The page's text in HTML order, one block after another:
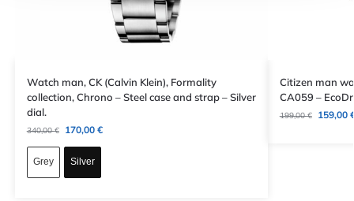
Watch man, CK (Calvin Klein), Formality
collection, Chrono – Steel case and strap – Silver
dial.
340,00€ 170,00 €
Grey Silver
Citizen man
CA059 –
199,00€ 159,00